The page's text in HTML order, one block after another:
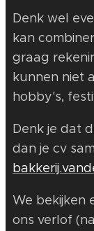
Denk wel
kan
graag
kunnen niet
hobby's,
Denk je dat
dan je cv
We bekijken
ons verlof